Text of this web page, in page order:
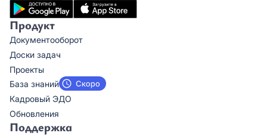
Продукт
Документооборот
Доски задач
Проекты
База знаний
Кадровый ЭДО
Обновления
Поддержка